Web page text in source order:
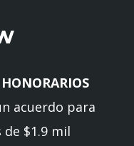
acuerdo para
$1.9 mil